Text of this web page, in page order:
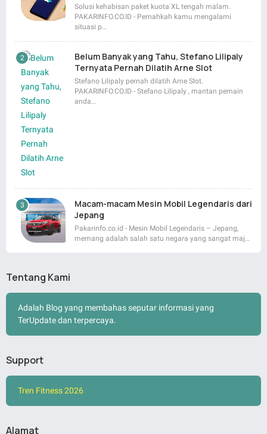
Solusi kehabisan paket kuota XL tengah malam.
PAKARINFO.CO.ID - Pernahkah kamu mengalami
situasi p…
Belum Banyak yang Tahu, Stefano Lilipaly
Ternyata Pernah Dilatih Arne Slot
Stefano Lilipaly pernah dilatih Arne Slot.
PAKARINFO.CO.ID - Stefano Lilipaly , mantan pemain
anda…
Macam-macam Mesin Mobil Legendaris dari
Jepang
Pakarinfo.co.id - Mesin Mobil Legendaris – Jepang,
memang adalah salah satu negara yang sangat maj…
Tentang Kami
Adalah Blog yang membahas seputar informasi yang
TerUpdate dan terpercaya.
Support
Tren Fitness 2026
Alamat